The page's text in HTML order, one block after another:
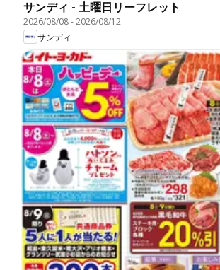
サンディ - 土曜日リーフレット
2026/08/08-2026/08/12
サンディ